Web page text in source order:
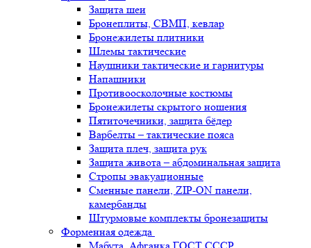
Защита шеи
Бронеплиты, СВМП, кевлар
Бронежилеты плитники
Шлемы тактические
Наушники тактические и гарнитуры
Напашники
Противоосколочные костюмы
Бронежилеты скрытого ношения
Пятиточечники, защита бёдер
Варбелты – тактические пояса
Защита плеч, защита рук
Защита живота – абдоминальная защита
Стропы эвакуационные
Сменные панели, ZIP-ON панели,
камербанды
Штурмовые комплекты бронезащиты
Форменная одежда